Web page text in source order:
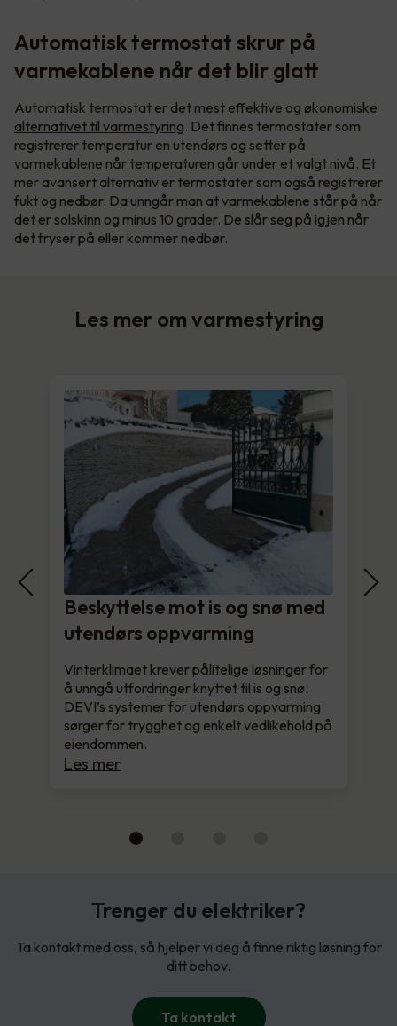
Automatisk termostat skrur på
varmekablene når det blir glatt
Automatisk termostat er det mest effektive og økonomiske
alternativet til varmestyring. Det finnes termostater som
registrerer temperatur en utendørs og setter på
varmekablene når temperaturen går under et valgt nivå. Et
mer avansert alternativ er termostater som også registrerer
fukt og nedbør. Da unngår man at varmekablene står på når
det er solskinn og minus 10 grader. De slår seg på igjen når
det fryser på eller kommer nedbør.
Les mer om varmestyring
Beskyttelse mot is og snø med
utendørs oppvarming
Vinterklimaet krever pålitelige løsninger for
å unngå utfordringer knyttet til is og snø.
DEVI’s systemer for utendørs oppvarming
sørger for trygghet og enkelt vedlikehold på
eiendommen.
Les mer
Trenger du elektriker?
Ta kontakt med oss, så hjelper vi deg å finne riktig løsning for
ditt behov.
Ta kontakt